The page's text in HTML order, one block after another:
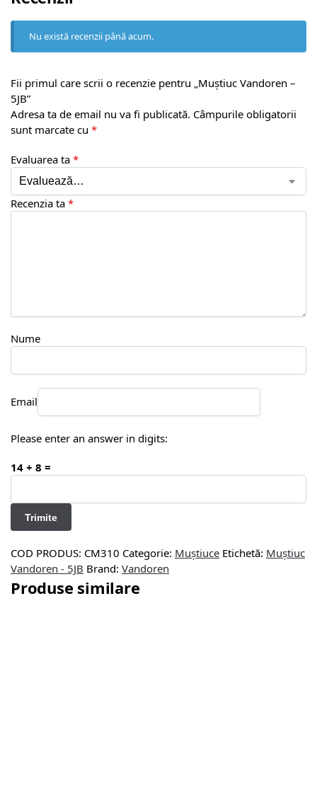
Nu există recenzii până acum.
Fii primul care scrii o recenzie pentru „Muștiuc Vandoren –
5JB”
Adresa ta de email nu va fi publicată. Câmpurile obligatorii
sunt marcate cu *
Evaluarea ta *
Recenzia ta *
Nume
Email
Please enter an answer in digits:
14 + 8 =
COD PRODUS: CM310 Categorie: Muștiuce Etichetă: Muștiuc
Vandoren - 5JB Brand: Vandoren
Produse similare